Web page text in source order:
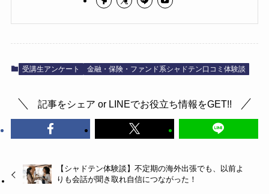
受講生アンケート 金融・保険・ファンド系シャドテン口コミ体験談
記事をシェア or LINEでお役立ち情報をGET!!
【シャドテン体験談】不定期の海外出張でも、以前よ
りも会話が聞き取れ自信につながった！